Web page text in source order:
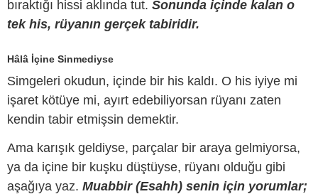
bıraktığı hissi aklında tut. Sonunda içinde kalan o
tek his, rüyanın gerçek tabiridir.
Hâlâ İçine Sinmediyse
Simgeleri okudun, içinde bir his kaldı. O his iyiye mi
işaret kötüye mi, ayırt edebiliyorsan rüyanı zaten
kendin tabir etmişsin demektir.
Ama karışık geldiyse, parçalar bir araya gelmiyorsa,
ya da içine bir kuşku düştüyse, rüyanı olduğu gibi
aşağıya yaz. Muabbir (Esahh) senin için yorumlar;